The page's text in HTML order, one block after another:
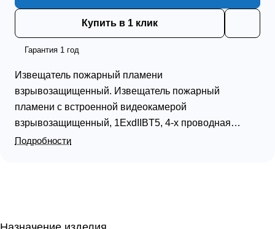
Купить в 1 клик
Гарантия 1 год
Извещатель пожарный пламени
взрывозащищенный. Извещатель пожарный
пламени с встроенной видеокамерой
взрывозащищенный, 1ExdIIBT5, 4-х проводная
схема включения, 1ИК канал, спектральная
Подробности